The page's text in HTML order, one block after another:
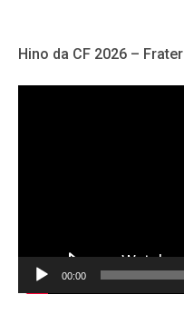
Hino da CF 2026 –
00:00